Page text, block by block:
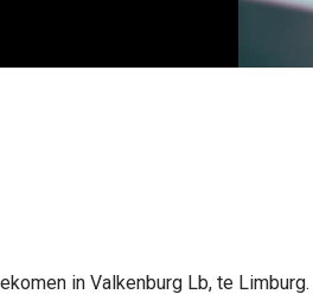
in Valkenburg Lb, te Limburg.